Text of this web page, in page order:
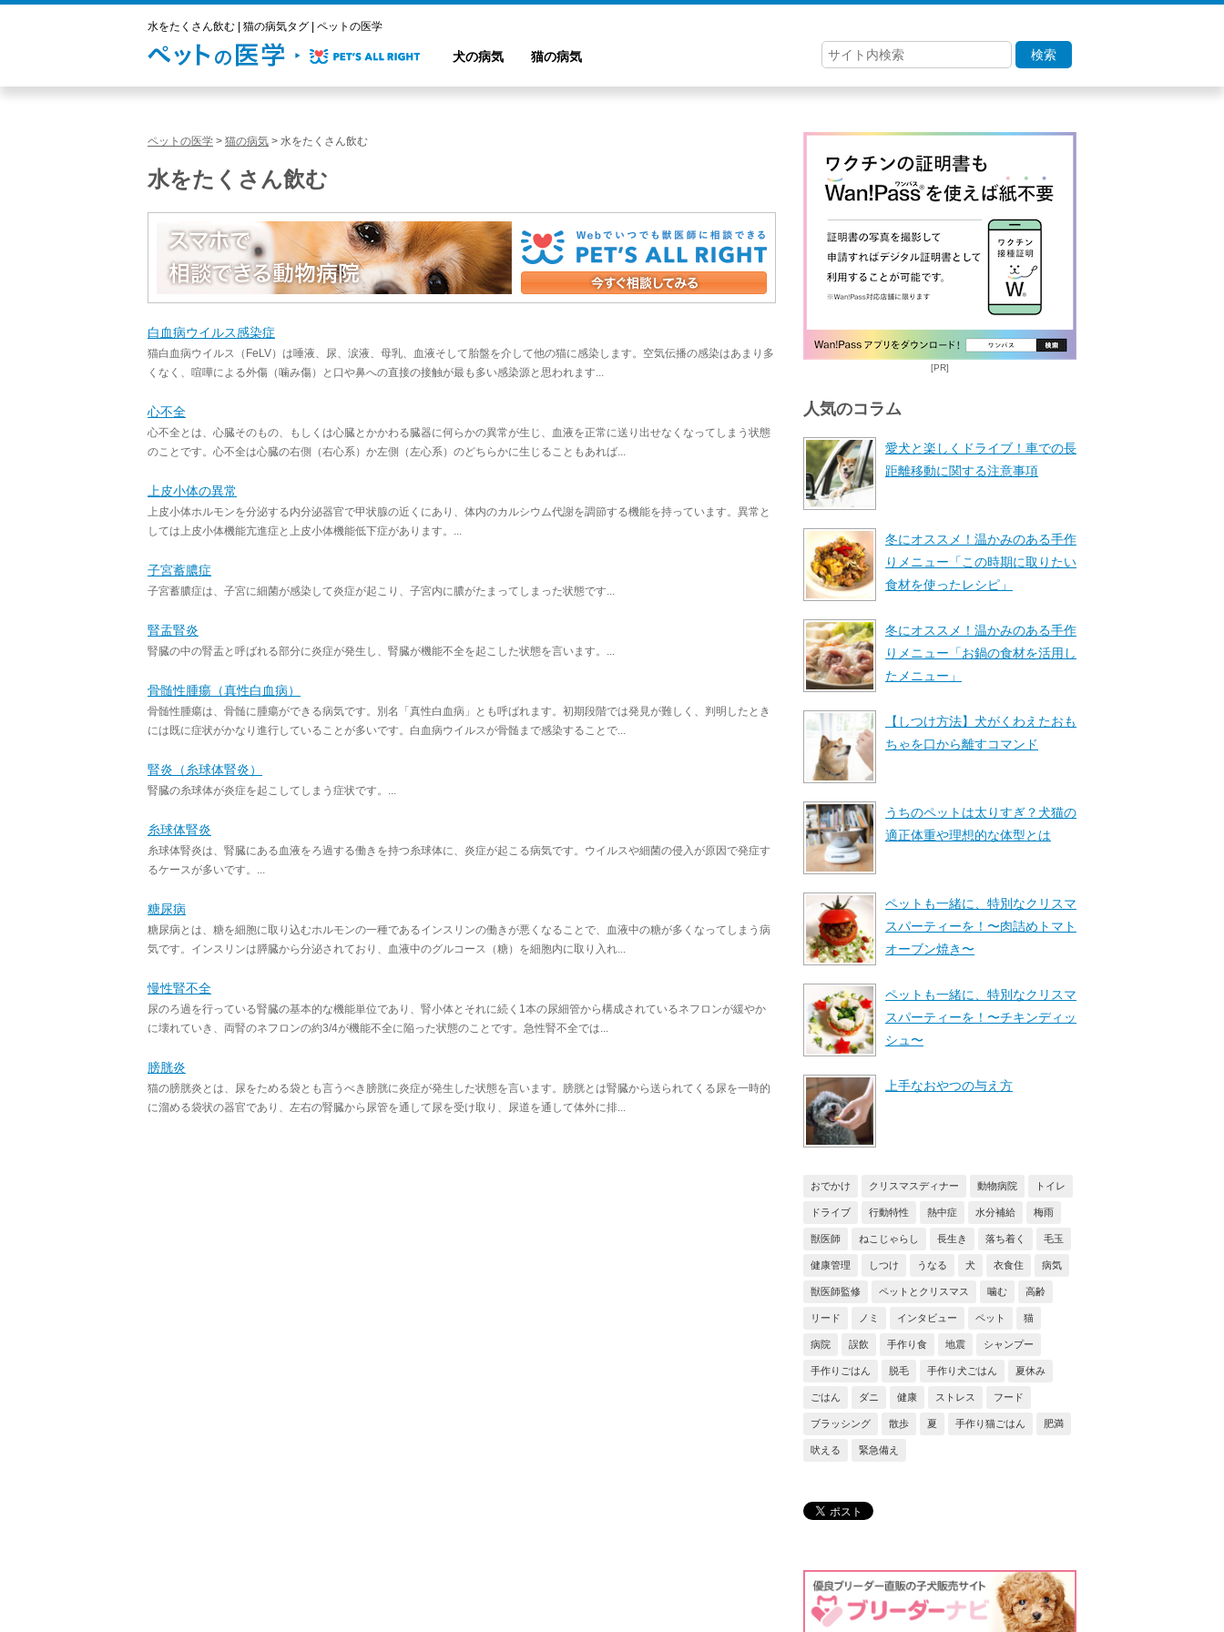
水をたくさん飲む | 猫の病気タグ | ペットの医学
犬の病気 猫の病気 検索
ペットの医学 > 猫の病気 > 水をたくさん飲む
水をたくさん飲む
白血病ウイルス感染症
猫白血病ウイルス（FeLV）は唾液、尿、涙液、母乳、血液そして胎盤を介して他の猫に感染します。空気伝播の感染はあまり多
くなく、喧嘩による外傷（噛み傷）と口や鼻への直接の接触が最も多い感染源と思われます...
心不全
心不全とは、心臓そのもの、もしくは心臓とかかわる臓器に何らかの異常が生じ、血液を正常に送り出せなくなってしまう状態
のことです。心不全は心臓の右側（右心系）か左側（左心系）のどちらかに生じることもあれば...
上皮小体の異常
上皮小体ホルモンを分泌する内分泌器官で甲状腺の近くにあり、体内のカルシウム代謝を調節する機能を持っています。異常と
しては上皮小体機能亢進症と上皮小体機能低下症があります。...
子宮蓄膿症
子宮蓄膿症は、子宮に細菌が感染して炎症が起こり、子宮内に膿がたまってしまった状態です...
腎盂腎炎
腎臓の中の腎盂と呼ばれる部分に炎症が発生し、腎臓が機能不全を起こした状態を言います。...
骨髄性腫瘍（真性白血病）
骨髄性腫瘍は、骨髄に腫瘍ができる病気です。別名「真性白血病」とも呼ばれます。初期段階では発見が難しく、判明したとき
には既に症状がかなり進行していることが多いです。白血病ウイルスが骨髄まで感染することで...
腎炎（糸球体腎炎）
腎臓の糸球体が炎症を起こしてしまう症状です。...
糸球体腎炎
糸球体腎炎は、腎臓にある血液をろ過する働きを持つ糸球体に、炎症が起こる病気です。ウイルスや細菌の侵入が原因で発症す
るケースが多いです。...
糖尿病
糖尿病とは、糖を細胞に取り込むホルモンの一種であるインスリンの働きが悪くなることで、血液中の糖が多くなってしまう病
気です。インスリンは膵臓から分泌されており、血液中のグルコース（糖）を細胞内に取り入れ...
慢性腎不全
尿のろ過を行っている腎臓の基本的な機能単位であり、腎小体とそれに続く1本の尿細管から構成されているネフロンが緩やか
に壊れていき、両腎のネフロンの約3/4が機能不全に陥った状態のことです。急性腎不全では...
膀胱炎
猫の膀胱炎とは、尿をためる袋とも言うべき膀胱に炎症が発生した状態を言います。膀胱とは腎臓から送られてくる尿を一時的
に溜める袋状の器官であり、左右の腎臓から尿管を通して尿を受け取り、尿道を通して体外に排...
[PR]
人気のコラム
愛犬と楽しくドライブ！車での長
距離移動に関する注意事項
冬にオススメ！温かみのある手作
りメニュー「この時期に取りたい
食材を使ったレシピ」
冬にオススメ！温かみのある手作
りメニュー「お鍋の食材を活用し
たメニュー」
【しつけ方法】犬がくわえたおも
ちゃを口から離すコマンド
うちのペットは太りすぎ？犬猫の
適正体重や理想的な体型とは
ペットも一緒に、特別なクリスマ
スパーティーを！〜肉詰めトマト
オーブン焼き〜
ペットも一緒に、特別なクリスマ
スパーティーを！〜チキンディッ
シュ〜
上手なおやつの与え方
おでかけ クリスマスディナー 動物病院 トイレ
ドライブ 行動特性 熱中症 水分補給 梅雨
獣医師 ねこじゃらし 長生き 落ち着く 毛玉
健康管理 しつけ うなる 犬 衣食住 病気
獣医師監修 ペットとクリスマス 噛む 高齢
リード ノミ インタビュー ペット 猫
病院 誤飲 手作り食 地震 シャンプー
手作りごはん 脱毛 手作り犬ごはん 夏休み
ごはん ダニ 健康 ストレス フード
ブラッシング 散歩 夏 手作り猫ごはん 肥満
吠える 緊急備え